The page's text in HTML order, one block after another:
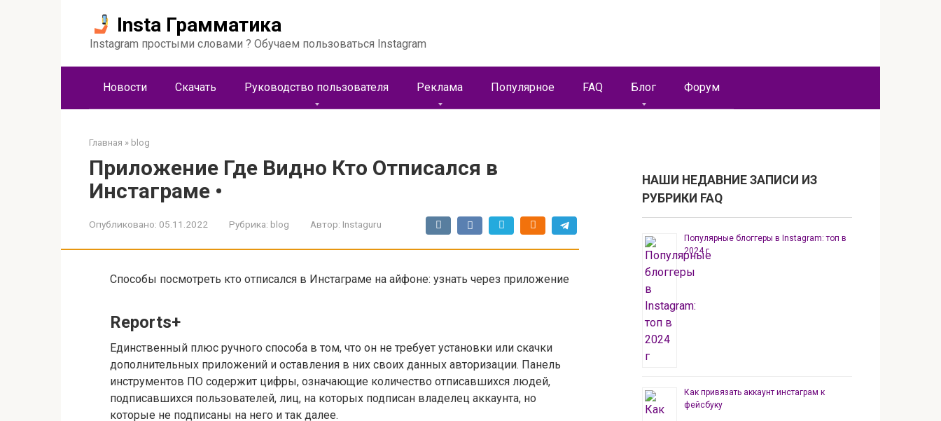
Insta Грамматика
Instagram простыми словами ? Обучаем пользоваться Instagram
Новости Скачать Руководство пользователя Реклама Популярное FAQ Блог Форум
Главная » blog
Приложение Где Видно Кто Отписался в
Инстаграме •
Опубликовано: 05.11.2022 Рубрика: blog Автор: Instaguru
Способы посмотреть кто отписался в Инстаграме на айфоне: узнать через приложение
Reports+
Единственный плюс ручного способа в том, что он не требует установки или скачки
дополнительных приложений и оставления в них своих данных авторизации. Панель
инструментов ПО содержит цифры, означающие количество отписавшихся людей,
подписавшихся пользователей, лиц, на которых подписан владелец аккаунта, но
которые не подписаны на него и так далее.
НАШИ НЕДАВНИЕ ЗАПИСИ ИЗ
РУБРИКИ FAQ
Популярные блоггеры в Instagram: топ в
2024 г
Как привязать аккаунт инстаграм к
фейсбуку